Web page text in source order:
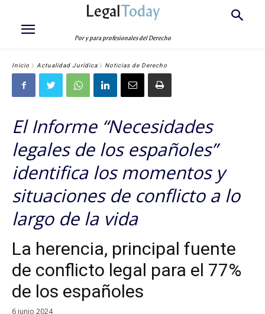
LegalToday
Por y para profesionales del Derecho
Inicio Actualidad Jurídica Noticias de Derecho
El Informe “Necesidades
legales de los españoles”
identifica los momentos y
situaciones de conflicto a lo
largo de la vida
La herencia, principal fuente
de conflicto legal para el 77%
de los españoles
6 junio 2024